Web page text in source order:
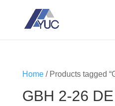
Home/ Products tagged
GBH 2-26 DE